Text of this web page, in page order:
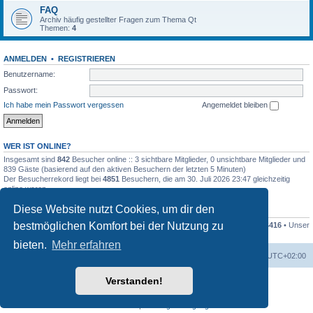
Diese Website nutzt Cookies, um dir den
bestmöglichen Komfort bei der Nutzung zu
bieten. Mehr erfahren
Verstanden!
FAQ
Archiv häufig gestellter Fragen zum Thema Qt
Themen: 4
ANMELDEN • REGISTRIEREN
Benutzername:
Passwort:
Ich habe mein Passwort vergessen
Angemeldet bleiben
WER IST ONLINE?
Insgesamt sind 842 Besucher online :: 3 sichtbare Mitglieder, 0 unsichtbare Mitglieder und
839 Gäste (basierend auf den aktiven Besuchern der letzten 5 Minuten)
Der Besucherrekord liegt bei 4851 Besuchern, die am 30. Juli 2026 23:47 gleichzeitig
online waren.
STATISTIK
Beiträge insgesamt79994• Themen insgesamt 16682• Mitglieder insgesamt 4416 • Unser
neuestes Mitglied:
UTC+02:00
Powered byphpBB® Forum Software © phpBB Limited
phpBB.de